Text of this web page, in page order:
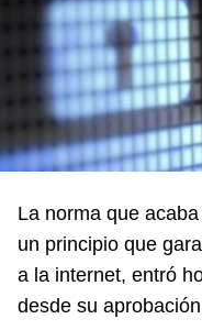
La norma que
un principio que
a la internet, entró
desde su